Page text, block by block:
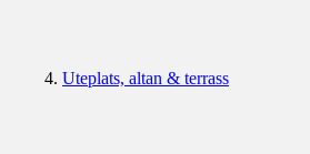
Uteplats, altan & terrass